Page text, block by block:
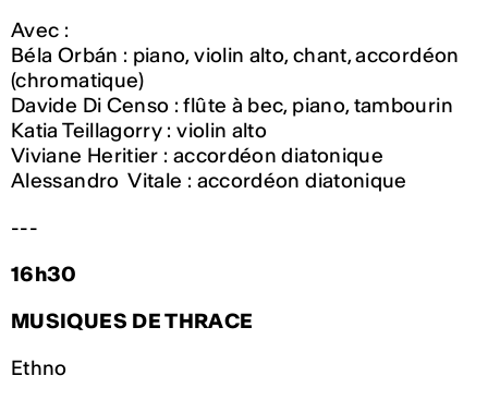
Avec :
Béla Orbán : piano, violin alto, chant, accordéon
(chromatique)
Davide Di Censo : flûte à bec, piano, tambourin
Katia Teillagorry : violin alto
Viviane Heritier : accordéon diatonique
Alessandro Vitale : accordéon diatonique
---
16h30
MUSIQUES DE THRACE
Ethno